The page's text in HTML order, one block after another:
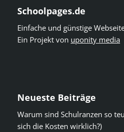
Schoolpages.de
Einfache und günstige
Ein Projekt von uponity media
Neueste Beiträge
Warum sind Schulranzen so
sich die Kosten wirklich?)